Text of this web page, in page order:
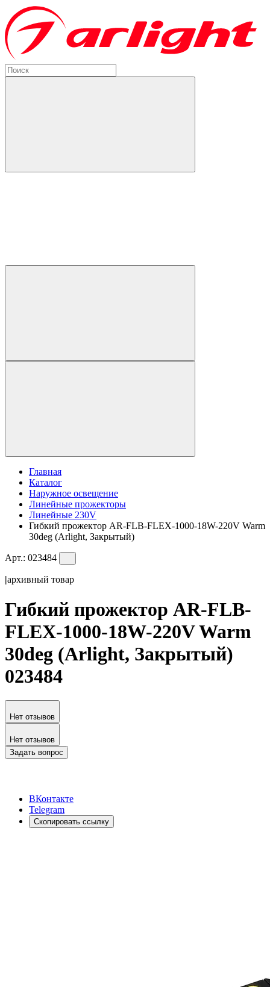
Главная
Каталог
Наружное освещение
Линейные прожекторы
Линейные 230V
Гибкий прожектор AR-FLB-FLEX-1000-18W-220V Warm
30deg (Arlight, Закрытый)
Арт.: 023484
|архивный товар
Гибкий прожектор AR-FLB-
FLEX-1000-18W-220V Warm
30deg (Arlight, Закрытый)
023484
Нет отзывов
Нет отзывов
Задать вопрос
ВКонтакте
Telegram
Скопировать ссылку